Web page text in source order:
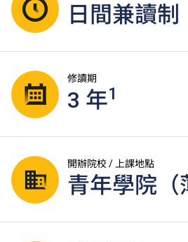
日間兼讀制
修讀期
3 年1
開辦院校 / 上課地點
青年學院（